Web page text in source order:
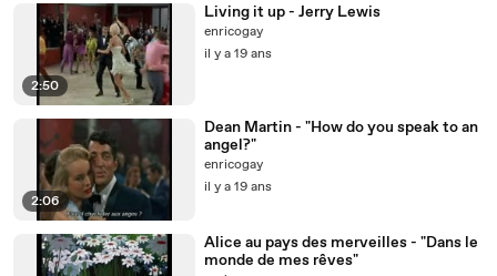
2:50
Living it up - Jerry Lewis
enricogay
il y a 19 ans
2:06
Dean Martin - "How do you speak to an
angel?"
enricogay
il y a 19 ans
Alice au pays des merveilles - "Dans le
monde de mes rêves"